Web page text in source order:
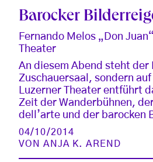
Barocker
Fernando Melos „Don
Theater
An diesem Abend steht der
Zuschauersaal, sondern
Luzerner Theater entführt
Zeit der Wanderbühnen,
dell’arte und der barocken
04/10/2014
VONANJA K. AREND